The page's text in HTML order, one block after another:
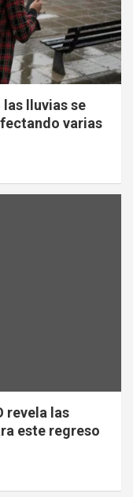
lluvias se
varias
revela las
este regreso